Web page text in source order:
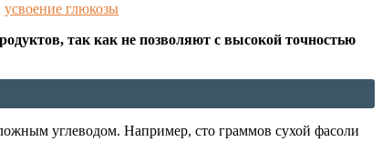
усвоение глюкозы
так как не позволяют с высокой точностью
углеводом. Например, сто граммов сухой фасоли